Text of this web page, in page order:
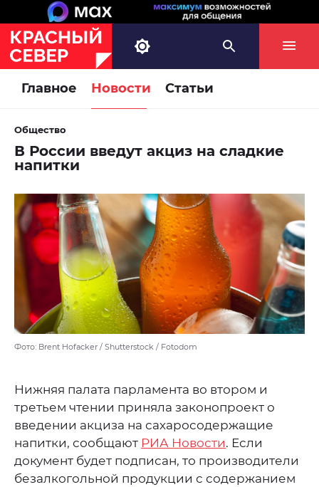
Главное Новости Статьи
Общество
В России введут акциз на сладкие
напитки
Фото: Brent Hofacker / Shutterstock / Fotodom
Нижняя палата парламента во втором и
третьем чтении приняла законопроект о
введении акциза на сахаросодержащие
напитки, сообщают РИА Новости. Если
документ будет подписан, то производители
безалкогольной продукции с содержанием